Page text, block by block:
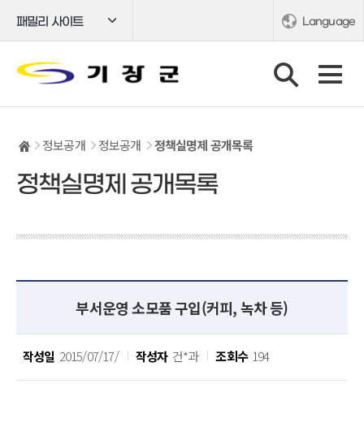
패밀리 사이트 Language
정보공개 정보공개 정책실명제 공개목록
정책실명제 공개목록
부서운영 소모품 구입(커피, 녹차 등)
작성일 2015/07/17/ 작성자 건*과 조회수 194